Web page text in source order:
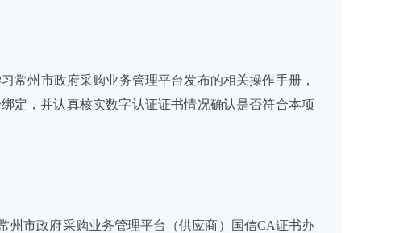
常州市政府采购业务管理平台发布的相关操作手册，
定，并认真核实数字认证证书情况确认是否符合本项
州市政府采购业务管理平台（供应商）国信CA证书办